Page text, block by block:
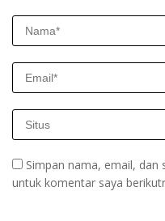
Simpan nama, email, dan
untuk komentar saya